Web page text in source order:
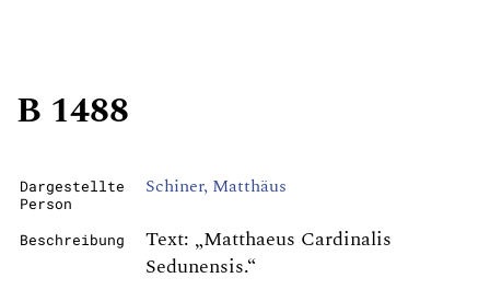
B 1488
Dargestellte
Person
Schiner, Matthäus
Beschreibung
Text: „Matthaeus Cardinalis
Sedunensis.“